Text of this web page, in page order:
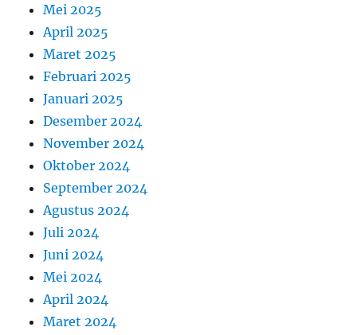
Mei 2025
April 2025
Maret 2025
Februari 2025
Januari 2025
Desember 2024
November 2024
Oktober 2024
September 2024
Agustus 2024
Juli 2024
Juni 2024
Mei 2024
April 2024
Maret 2024